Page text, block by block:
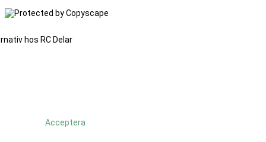
Acceptera